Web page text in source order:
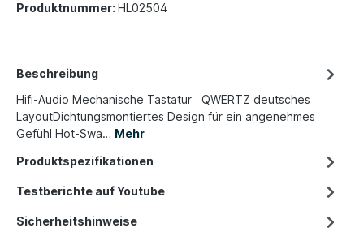
Produktnummer: HL02504
Beschreibung
Hifi-Audio Mechanische Tastatur QWERTZ deutsches
LayoutDichtungsmontiertes Design für ein angenehmes
Gefühl Hot-Swa… Mehr
Produktspezifikationen
Testberichte auf Youtube
Sicherheitshinweise